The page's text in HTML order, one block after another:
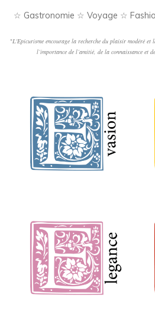
☆ Gastronomie ☆ Voyage ☆
"L'Epicurisme encourage la recherche du plaisir modéré
l’importance de l’amitié, de la connaissance et